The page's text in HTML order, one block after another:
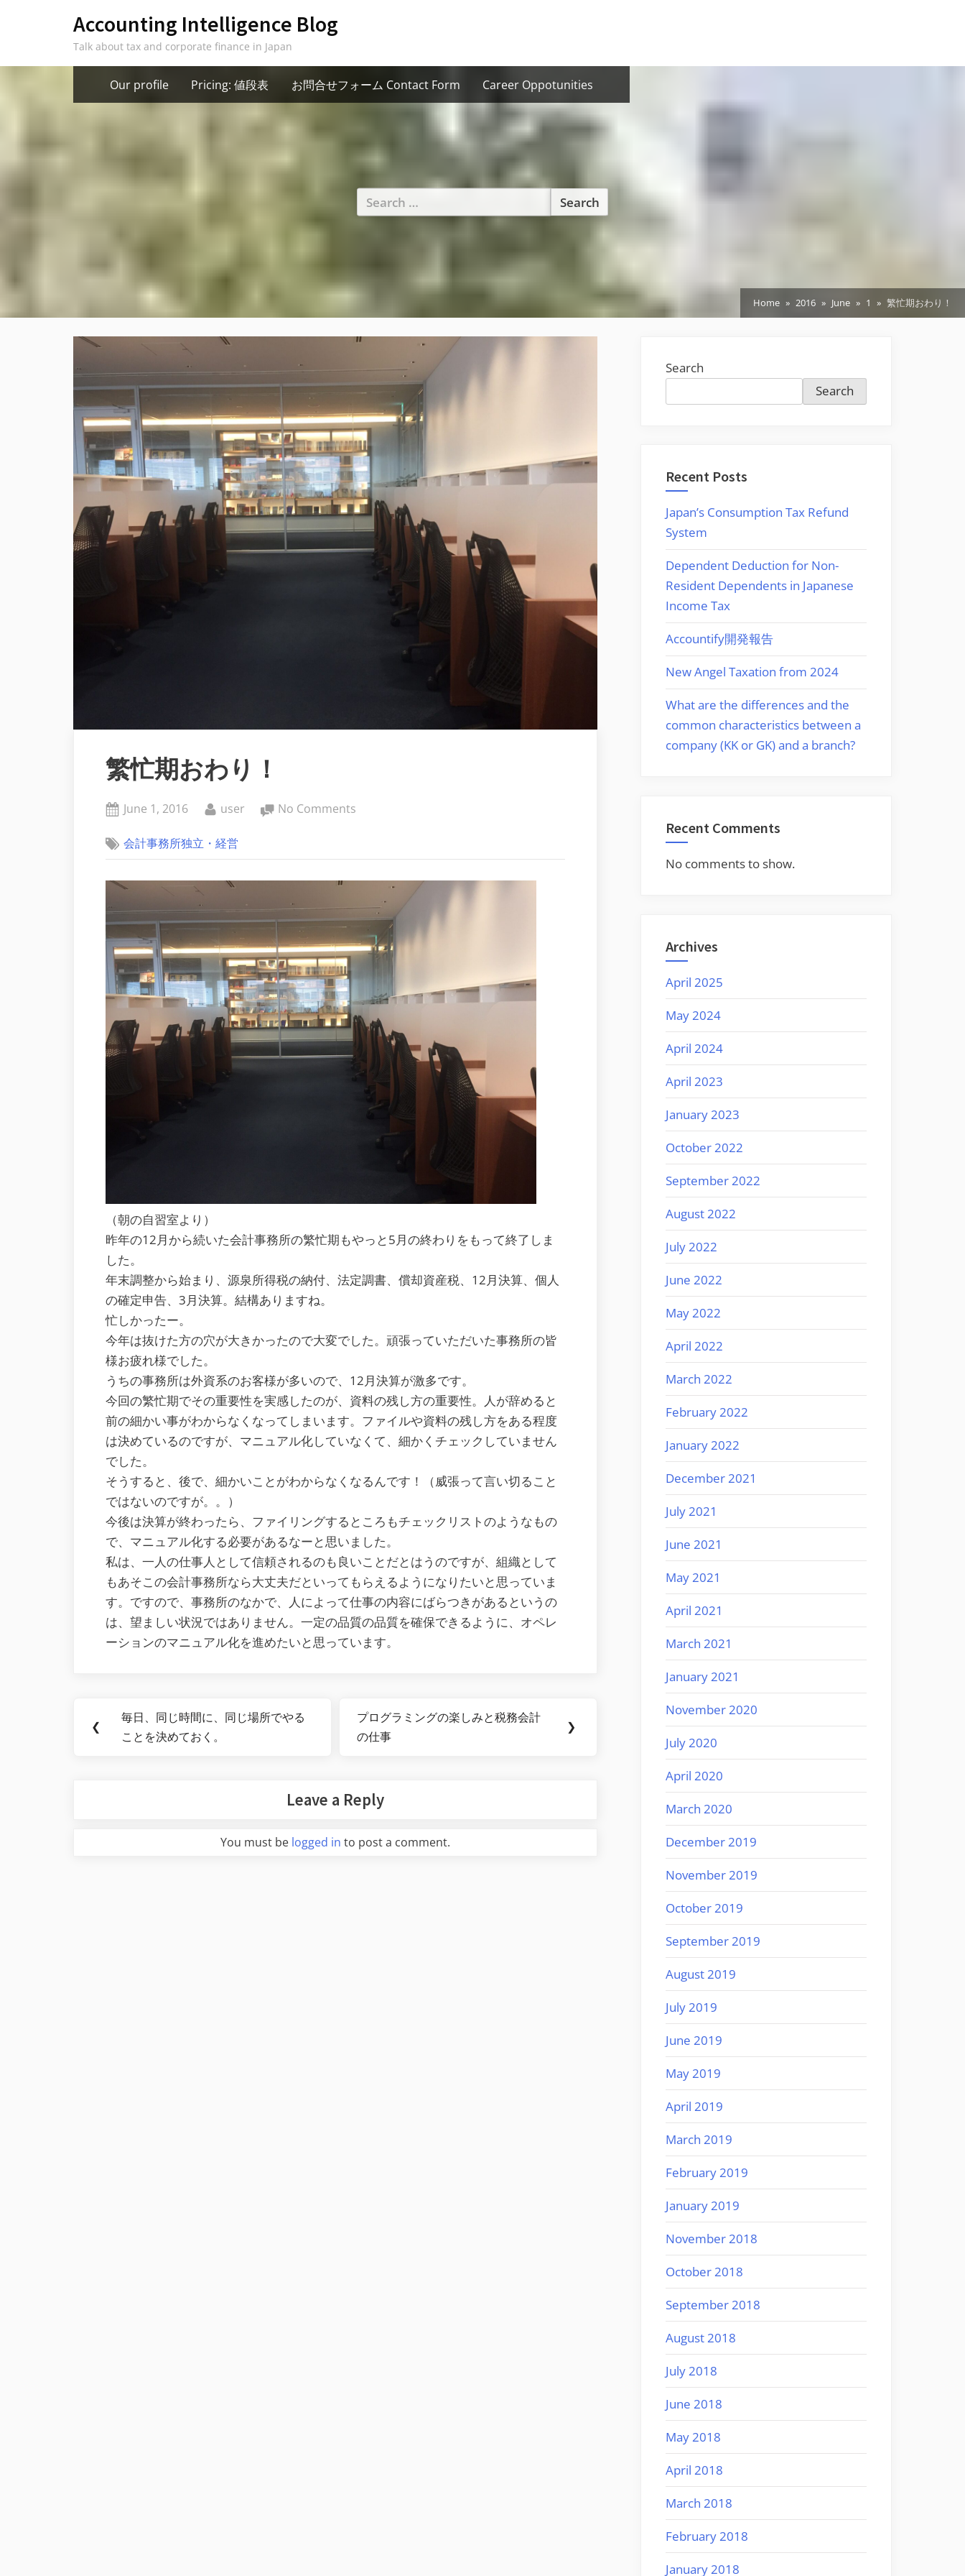
Accounting Intelligence Blog
Talk about tax and corporate finance in Japan
Our profile Pricing: 値段表 お問合せフォーム Contact Form Career Oppotunities
Search
for:
Home 2016 June 1 繁忙期おわり！
繁忙期おわり！
Posted
June 1, 2016 By
user No Comments
お
わ
り！
会計事務所独立・経営
（朝の自習室より）
昨年の12月から続いた会計事務所の繁忙期もやっと5月の終わりをもって終了しま
した。
年末調整から始まり、源泉所得税の納付、法定調書、償却資産税、12月決算、個人
の確定申告、3月決算。結構ありますね。
忙しかったー。
今年は抜けた方の穴が大きかったので大変でした。頑張っていただいた事務所の皆
様お疲れ様でした。
うちの事務所は外資系のお客様が多いので、12月決算が激多です。
今回の繁忙期でその重要性を実感したのが、資料の残し方の重要性。人が辞めると
前の細かい事がわからなくなってしまいます。ファイルや資料の残し方をある程度
は決めているのですが、マニュアル化していなくて、細かくチェックしていません
でした。
そうすると、後で、細かいことがわからなくなるんです！（威張って言い切ること
ではないのですが。。）
今後は決算が終わったら、ファイリングするところもチェックリストのようなもの
で、マニュアル化する必要があるなーと思いました。
私は、一人の仕事人として信頼されるのも良いことだとはうのですが、組織として
もあそこの会計事務所なら大丈夫だといってもらえるようになりたいと思っていま
す。ですので、事務所のなかで、人によって仕事の内容にばらつきがあるというの
は、望ましい状況ではありません。一定の品質の品質を確保できるように、オペレ
ーションのマニュアル化を進めたいと思っています。
navigation
❮
Previous
Post:
毎日、同じ時間に、同じ場所でやる
ことを決めておく。
Next
Post:
プログラミングの楽しみと税務会計
の仕事
❯
Leave a Reply
You must be logged in to post a comment.
Search
Search
Recent Posts
Japan’s Consumption Tax Refund
System
Dependent Deduction for Non-
Resident Dependents in Japanese
Income Tax
Accountify開発報告
New Angel Taxation from 2024
What are the differences and the
common characteristics between a
company (KK or GK) and a branch?
Recent Comments
No comments to show.
Archives
April 2025
May 2024
April 2024
April 2023
January 2023
October 2022
September 2022
August 2022
July 2022
June 2022
May 2022
April 2022
March 2022
February 2022
January 2022
December 2021
July 2021
June 2021
May 2021
April 2021
March 2021
January 2021
November 2020
July 2020
April 2020
March 2020
December 2019
November 2019
October 2019
September 2019
August 2019
July 2019
June 2019
May 2019
April 2019
March 2019
February 2019
January 2019
November 2018
October 2018
September 2018
August 2018
July 2018
June 2018
May 2018
April 2018
March 2018
February 2018
January 2018